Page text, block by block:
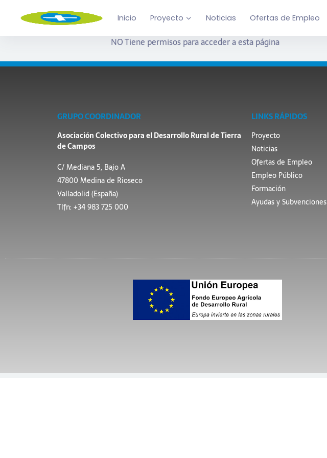
Inicio Proyecto Noticias Ofertas de Empleo
NO Tiene permisos para acceder a esta página
GRUPO COORDINADOR
Asociación Colectivo para el Desarrollo Rural de Tierra
de Campos
C/ Mediana 5, Bajo A
47800 Medina de Rioseco
Valladolid (España)
Tlfn: +34 983 725 000
LINKS RÁPIDOS
Proyecto
Noticias
Ofertas de Empleo
Empleo Público
Formación
Ayudas y Subvenciones